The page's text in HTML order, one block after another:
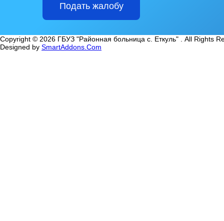
Подать жалобу
Copyright © 2026 ГБУЗ "Районная больница с. Еткуль" . All Rights
Designed by SmartAddons.Com